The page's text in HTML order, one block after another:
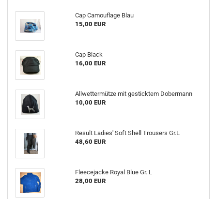
Cap Camouflage Blau
15,00 EUR
Cap Black
16,00 EUR
Allwettermütze mit gesticktem Dobermann
10,00 EUR
Result Ladies' Soft Shell Trousers Gr.L
48,60 EUR
Fleecejacke Royal Blue Gr. L
28,00 EUR